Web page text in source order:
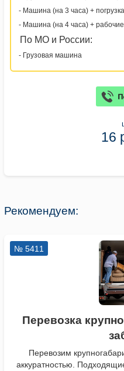
- Машина (на 3 часа) + погрузка
- Машина (на 4 часа) + рабочие
По МО и России:
- Грузовая машина
16
Рекомендуем:
№ 5411
Перевозка
Перевозим
аккуратностью.